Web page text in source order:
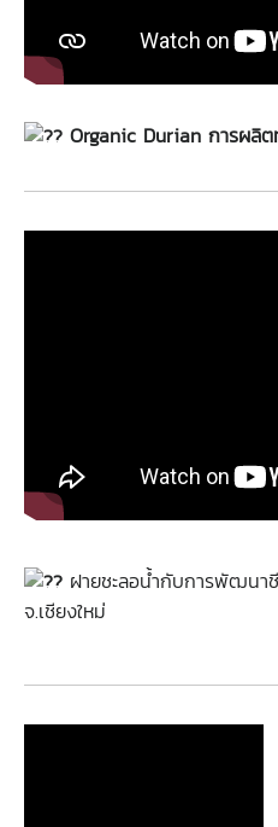
Organic Durian การผลิ
ฝายชะลอน้ำกับการพัฒนา
จ.เชียงใหม่